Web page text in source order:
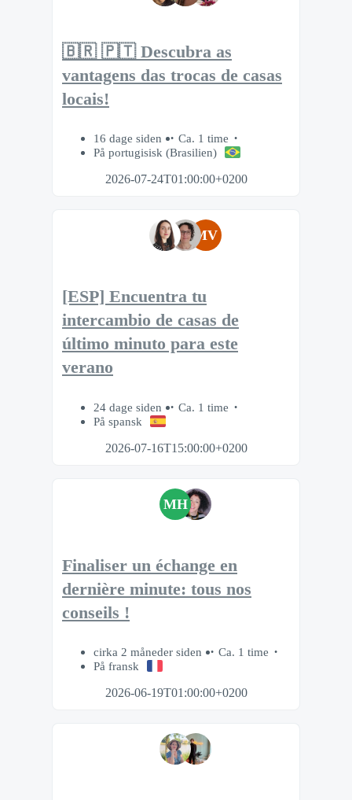
🇧🇷 🇵🇹 Descubra as
vantagens das trocas de casas
locais!
16 dage siden
Ca. 1 time
På portugisisk (Brasilien)
2026-07-24T01:00:00+0200
MV
[ESP] Encuentra tu
intercambio de casas de
último minuto para este
verano
24 dage siden
Ca. 1 time
På spansk
2026-07-16T15:00:00+0200
MH
Finaliser un échange en
dernière minute: tous nos
conseils !
cirka 2 måneder siden
Ca. 1 time
På fransk
2026-06-19T01:00:00+0200